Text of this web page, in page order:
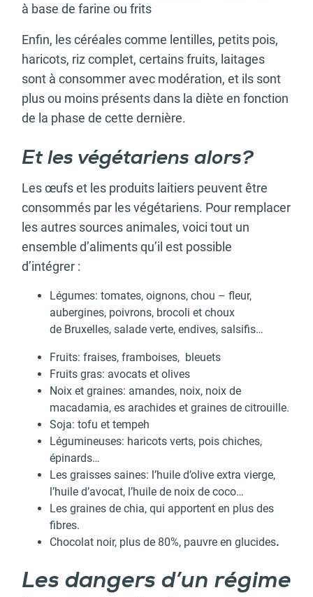
à base de farine ou frits
Enfin, les céréales comme lentilles, petits pois,
haricots, riz complet, certains fruits, laitages
sont à consommer avec modération, et ils sont
plus ou moins présents dans la diète en fonction
de la phase de cette dernière.
Et les végétariens alors?
Les œufs et les produits laitiers peuvent être
consommés par les végétariens. Pour remplacer
les autres sources animales, voici tout un
ensemble d’aliments qu’il est possible
d’intégrer :
Légumes: tomates, oignons, chou – fleur,
aubergines, poivrons, brocoli et choux
de Bruxelles, salade verte, endives, salsifis…
Fruits: fraises, framboises, bleuets
Fruits gras: avocats et olives
Noix et graines: amandes, noix, noix de
macadamia, es arachides et graines de citrouille.
Soja: tofu et tempeh
Légumineuses: haricots verts, pois chiches,
épinards…
Les graisses saines: l’huile d’olive extra vierge,
l’huile d’avocat, l’huile de noix de coco…
Les graines de chia, qui apportent en plus des
fibres.
Chocolat noir, plus de 80%, pauvre en glucides.
Les dangers d’un régime